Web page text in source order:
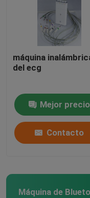
ECG Holter
Accesorios de la
Máquina del
máquina
del ecg
Mejor precio
Contacto
Máquina de